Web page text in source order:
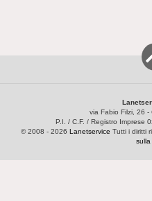
via Fabio Filzi, 26
P.I. / C.F. / Registro Imprese
© 2008 - 2026 Lanetservice Tutti i diritti
sulla